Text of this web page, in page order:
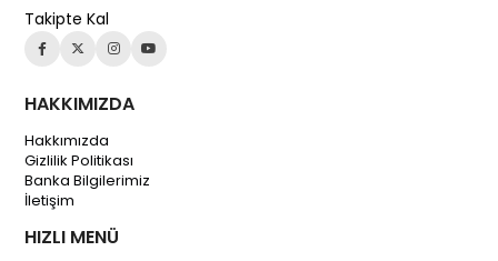
Takipte Kal
HAKKIMIZDA
Hakkımızda
Gizlilik Politikası
Banka Bilgilerimiz
İletişim
HIZLI MENÜ